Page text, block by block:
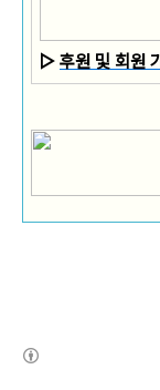
▷ 후원 및 회원